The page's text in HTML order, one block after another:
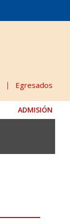
Egresados
ADMISIÓN